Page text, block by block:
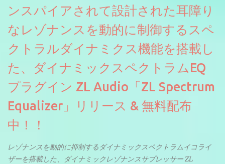
ンスパイアされて設計された耳障り
なレゾナンスを動的に制御するスペ
クトラルダイナミクス機能を搭載し
た、ダイナミックスペクトラムEQ
プラグイン ZL Audio「ZL Spectrum
Equalizer」リリース & 無料配布
中！！
レゾナンスを動的に抑制するダイナミックスペクトラムイコライ
ザーを搭載した、ダイナミックレゾナンスサプレッサー ZL